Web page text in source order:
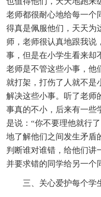
老师都很耐心地给每一个
得真是佩服他们，天天为
师，老师很认真地跟我说
事，但是在小学生看来却
老师是不管这些小事，他
就打架，打伤了人就不是
解决这些小事。听了老师
事真的不小，后来有一些
是说：“你不要理他就行
地了解他们之间发生矛盾
判断谁对谁错，给他们讲
并要求错的同学给另一个
三、关心爱护每个学